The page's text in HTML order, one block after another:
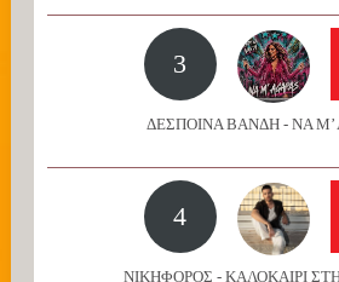
3
ΔΕΣΠΟΙΝΑ ΒΑΝΔΗ - ΝΑ Μ’
4
ΝΙΚΗΦΟΡΟΣ - ΚΑΛΟΚΑΙΡΙ